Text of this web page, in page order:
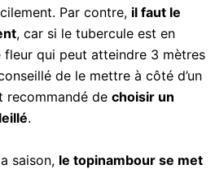
Par contre, il faut le
, car si le tubercule est en
fleur qui peut atteindre 3 mètres
de le mettre à côté d’un
recommandé de choisir un
.
saison, le topinambour se met